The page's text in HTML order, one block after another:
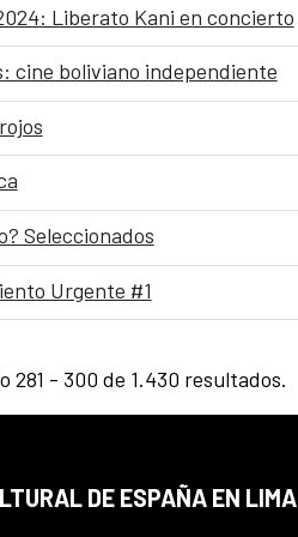
Liberato Kani en concierto
cine boliviano independiente
Seleccionados
Urgente #1
281 - 300 de 1.430 resultados.
DE ESPAÑA EN LIMA